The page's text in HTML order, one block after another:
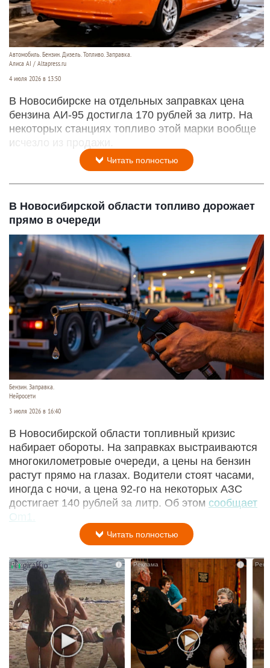
Автомобиль. Бензин. Дизель. Топливо. Заправка.
Алиса AI / Altapress.ru
4 июля 2026 в 13:50
В Новосибирске на отдельных заправках цена
бензина АИ-95 достигла 170 рублей за литр. На
некоторых станциях топливо этой марки вообще
исчезло из продажи.
Читать полностью
В Новосибирской области топливо дорожает
прямо в очереди
Бензин. Заправка.
Нейросети
3 июля 2026 в 16:40
В Новосибирской области топливный кризис
набирает обороты. На заправках выстраиваются
многокилометровые очереди, а цены на бензин
растут прямо на глазах. Водители стоят часами,
иногда с ночи, а цена 92-го на некоторых АЗС
достигает 140 рублей за литр. Об этом сообщает
Om1.
Читать полностью
i